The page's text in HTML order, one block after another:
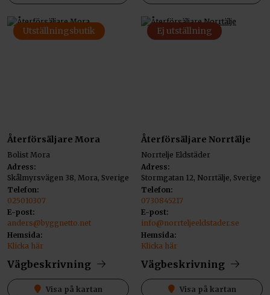
Utställningsbutik
Återförsäljare Mora
Bolist Mora
Adress:
Skålmyrsvägen 38, Mora, Sverige
Telefon:
025010307
E-post:
anders@byggnetto.net
Hemsida:
Klicka här
Vägbeskrivning
Visa på kartan
Ej utställning
Återförsäljare Norrtälje
Norrtelje Eldstäder
Adress:
Stormgatan 12, Norrtälje, Sverige
Telefon:
0730845217
E-post:
info@norrteljeeldstader.se
Hemsida:
Klicka här
Vägbeskrivning
Visa på kartan